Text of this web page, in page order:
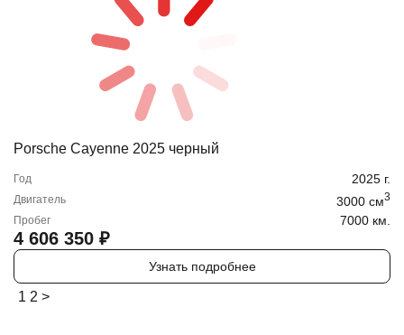
Porsche Cayenne 2025 черный
Год 2025 г.
Двигатель 3000 cм3
Пробег 7000 км.
4 606 350 ₽
Узнать подробнее
1 2 >